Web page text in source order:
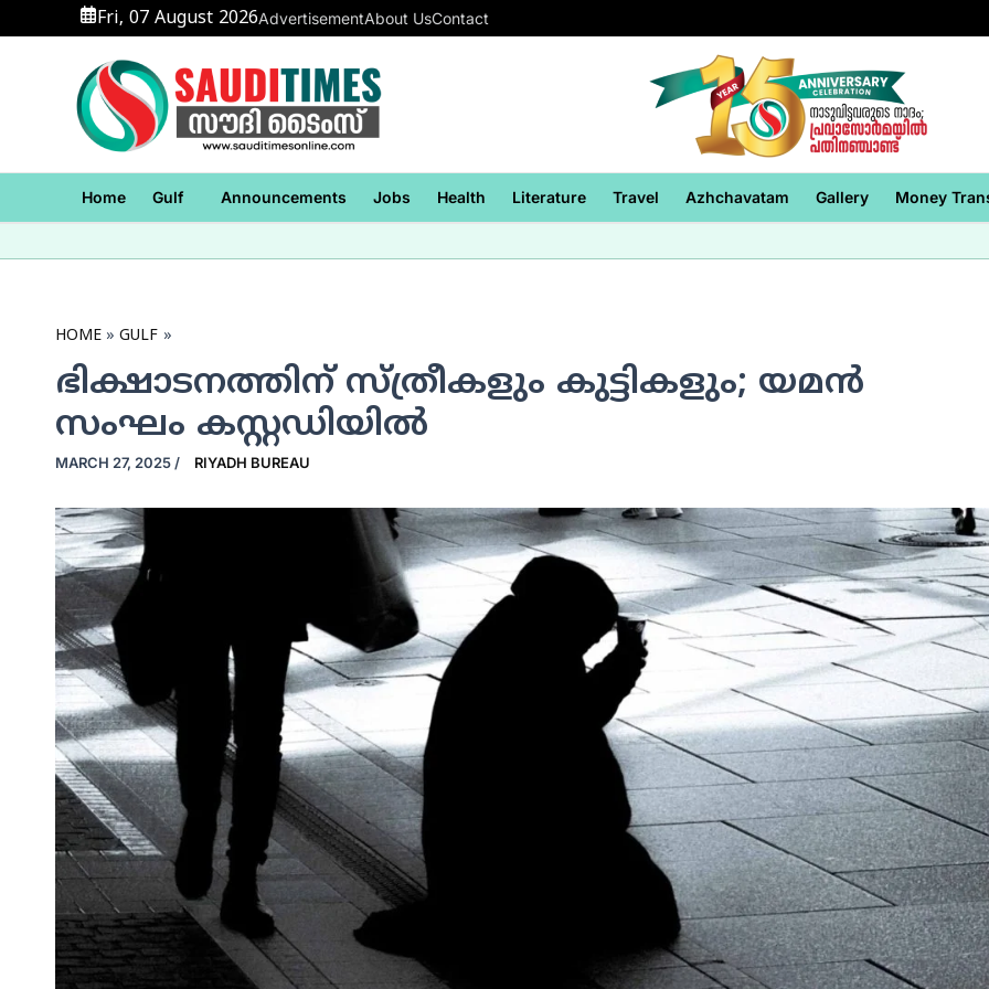
to
Fri, 07 August 2026AdvertisementAbout UsContact
Home Gulf Announcements Jobs Health Literature Travel Azhchavatam Gallery Money
HOME GULF
ഭിക്ഷാടനത്തിന് സ്ത്രീകളും കുട്ടികളും; യമന്‍
സംഘം കസ്റ്റഡിയില്‍
MARCH 27, 2025 / RIYADH BUREAU